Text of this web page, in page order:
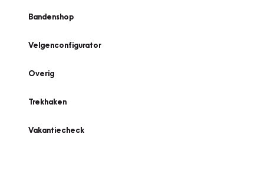
Bandenshop
Velgenconfigurator
Overig
Trekhaken
Vakantiecheck